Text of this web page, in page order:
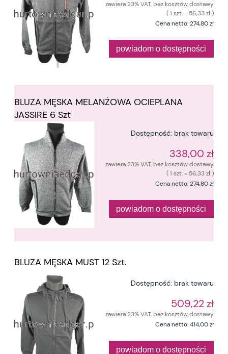
zawiera 23% VAT, bez kosztów dostawy
( 1 szt. = 56,33 zł )
Cena netto:274,80 zł
powiadom o dostępności
BLUZA MĘSKA MELANŻOWA OCIEPLANA
JASSIRE 6 Szt
Dostępność: brak towaru
338,00 zł
zawiera 23% VAT, bez kosztów dostawy
( 1 szt. = 56,33 zł )
Cena netto:274,80 zł
powiadom o dostępności
BLUZA MĘSKA MUST 12 Szt.
Dostępność: brak towaru
509,22 zł
zawiera 23% VAT, bez kosztów dostawy
Cena netto:414,00 zł
powiadom o dostępności